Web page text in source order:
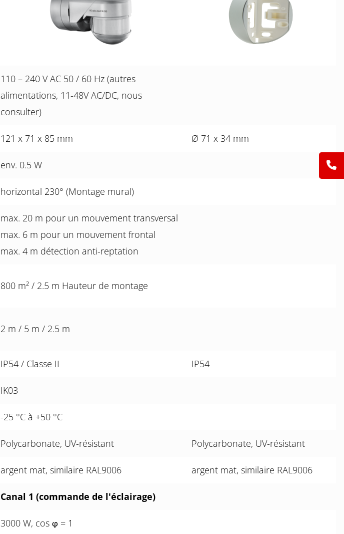
110 – 240 V AC 50 / 60 Hz (autres
alimentations, 11-48V AC/DC, nous
consulter)
121 x 71 x 85 mm Ø 71 x 34 mm
env. 0.5 W
horizontal 230° (Montage mural)
max. 20 m pour un mouvement transversal
max. 6 m pour un mouvement frontal
max. 4 m détection anti-reptation
800 m² / 2.5 m Hauteur de montage
2 m / 5 m / 2.5 m
IP54 / Classe II IP54
IK03
-25 °C à +50 °C
Polycarbonate, UV-résistant Polycarbonate, UV-résistant
argent mat, similaire RAL9006 argent mat, similaire RAL9006
Canal 1 (commande de l'éclairage)
3000 W, cos φ = 1